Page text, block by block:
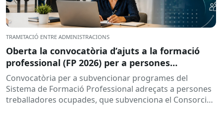
TRAMITACIÓ ENTRE ADMINISTRACIONS
Oberta la convocatòria d’ajuts a la formació
professional (FP 2026) per a persones
treballadores ocupades
Convocatòria per a subvencionar programes del
Sistema de Formació Professional adreçats a persones
treballadores ocupades, que subvenciona el Consorci